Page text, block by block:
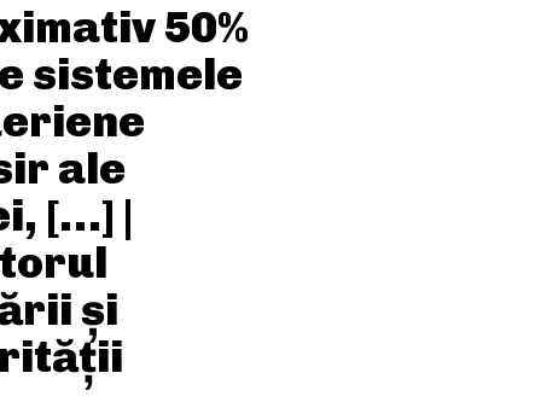
50%
sistemele
ale
[…] |
și